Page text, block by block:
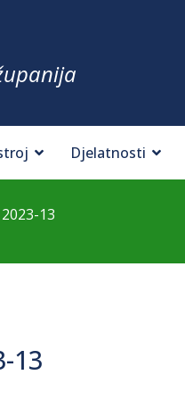
Djelatnosti
13
13